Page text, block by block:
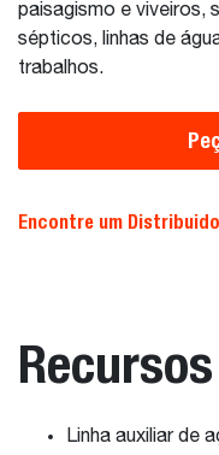
paisagismo e viveiros,
sépticos, linhas de
trabalhos.
Encontre um
Linha auxiliar de